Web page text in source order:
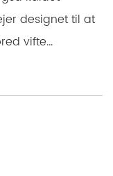
designet til at
vifte...